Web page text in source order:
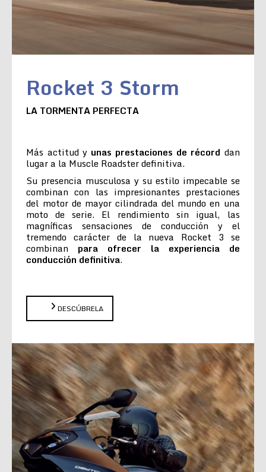
Rocket 3 Storm
LA TORMENTA PERFECTA
Más actitud y unas prestaciones de récord dan
lugar a la Muscle Roadster definitiva.
Su presencia musculosa y su estilo impecable se
combinan con las impresionantes prestaciones
del motor de mayor cilindrada del mundo en una
moto de serie. El rendimiento sin igual, las
magníficas sensaciones de conducción y el
tremendo carácter de la nueva Rocket 3 se
combinan para ofrecer la experiencia de
conducción definitiva.
DESCÚBRELA